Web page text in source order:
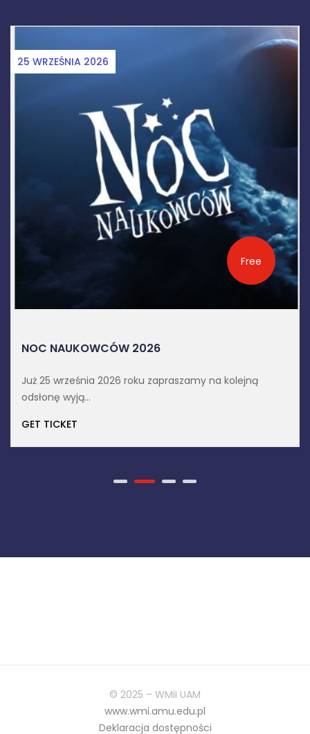
28 KWIETNIA 2026
PO INDEKS Z PITAGORASEM #85
AI w badaniach Wszechświata - dr Arkadiusz Hypki.
© 2025 – WMiI UAM
www.wmi.amu.edu.pl
Deklaracja dostępności